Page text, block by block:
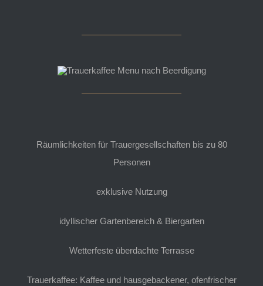
Räumlichkeiten für Trauergesellschaften bis zu 80
Personen
exklusive Nutzung
idyllischer Gartenbereich & Biergarten
Wetterfeste überdachte Terrasse
Trauerkaffee: Kaffee und hausgebackener, ofenfrischer